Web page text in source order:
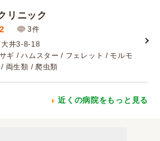
リニック
3件
大井3-8-18
ギ / ハムスター / フェレット / モルモ
両生類 / 爬虫類
近くの病院をもっと見る